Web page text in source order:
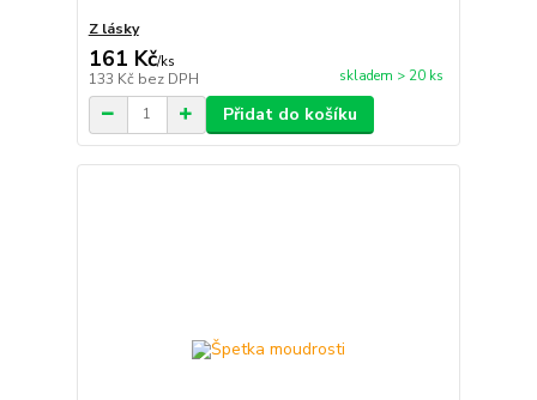
Z lásky
161 Kč/ks
133 Kč bez DPH skladem > 20 ks
Přidat do košíku